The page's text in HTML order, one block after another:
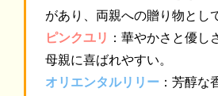
があり、両親への贈り物とし
ピンクユリ
：華やかさと優し
母親に喜ばれやすい。
オリエンタルリリー ：芳醇な